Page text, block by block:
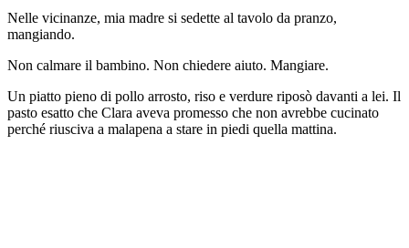
Nelle vicinanze, mia madre si sedette al tavolo da pranzo,
mangiando.
Non calmare il bambino. Non chiedere aiuto. Mangiare.
Un piatto pieno di pollo arrosto, riso e verdure riposò davanti a lei. Il
pasto esatto che Clara aveva promesso che non avrebbe cucinato
perché riusciva a malapena a stare in piedi quella mattina.